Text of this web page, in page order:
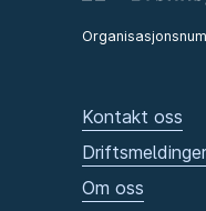
Kontakt oss
Driftsmeldinger
Om oss